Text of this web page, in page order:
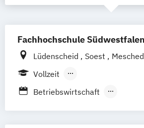
Fachhochschule Südwestfalen
Lüdenscheid Soest
Hagen
Vollzeit
Berufsbegleitendes
Betriebswirtschaft